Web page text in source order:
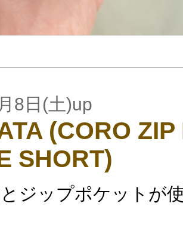
8日(土)up
(CORO
SHORT)
ジップポケットが